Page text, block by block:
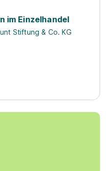
im Einzelhandel
Stiftung & Co. KG